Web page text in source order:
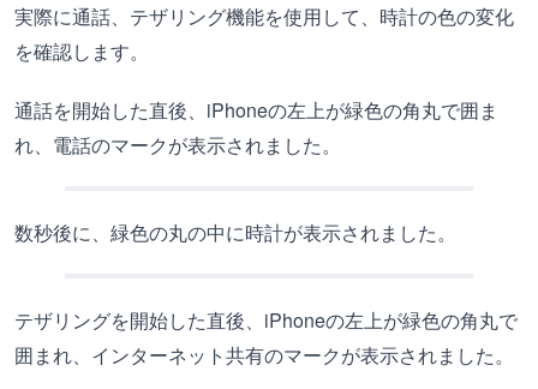
実際に通話、テザリング機能を使用して、時計の色の変化
を確認します。
通話を開始した直後、iPhoneの左上が緑色の角丸で囲ま
れ、電話のマークが表示されました。
数秒後に、緑色の丸の中に時計が表示されました。
テザリングを開始した直後、iPhoneの左上が緑色の角丸で
囲まれ、インターネット共有のマークが表示されました。